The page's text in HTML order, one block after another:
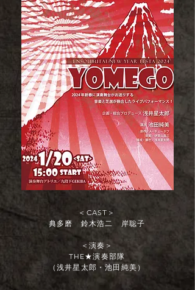
＜CAST＞
典多磨 鈴木浩二 岸聡子
＜演奏＞
THE★演奏部隊
（浅井星太郎・池田純美）